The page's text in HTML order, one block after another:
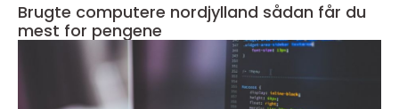
Brugte computere nordjylland sådan får du
mest for pengene